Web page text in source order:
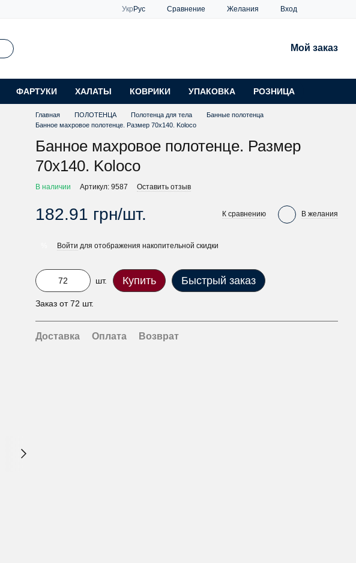
Укр Рус Сравнение Желания Вход
Мой заказ
ФАРТУКИ ХАЛАТЫ КОВРИКИ УПАКОВКА РОЗНИЦА
Главная ПОЛОТЕНЦА Полотенца для тела
Банные полотенца
Банное махровое полотенце. Размер 70х140. Koloco
Банное махровое полотенце. Размер
70х140. Koloco
В наличии Артикул: 9587 Оставить отзыв
182.91 грн/шт. К сравнению В желания
Войти для отображения накопительной скидки
шт. Купить Быстрый заказ
Заказ от 72 шт.
Доставка Оплата Возврат